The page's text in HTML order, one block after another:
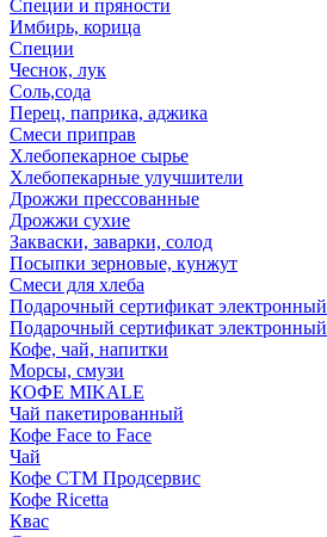
Специи и пряности
Имбирь, корица
Специи
Чеснок, лук
Соль,сода
Перец, паприка, аджика
Смеси приправ
Хлебопекарное сырье
Хлебопекарные улучшители
Дрожжи прессованные
Дрожжи сухие
Закваски, заварки, солод
Посыпки зерновые, кунжут
Смеси для хлеба
Подарочный сертификат электронный
Подарочный сертификат электронный
Кофе, чай, напитки
Морсы, смузи
КОФЕ MIKALE
Чай пакетированный
Кофе Face to Face
Чай
Кофе СТМ Продсервис
Кофе Ricetta
Квас